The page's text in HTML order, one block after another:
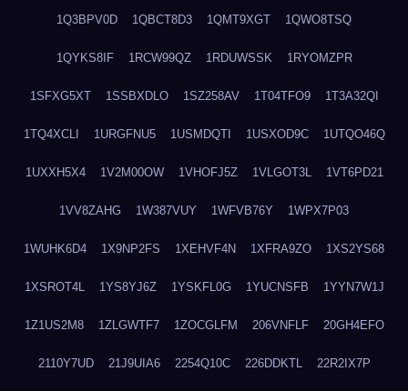
1Q3BPV0D 1QBCT8D3 1QMT9XGT 1QWO8TSQ
1QYKS8IF 1RCW99QZ 1RDUWSSK 1RYOMZPR
1SFXG5XT 1SSBXDLO 1SZ258AV 1T04TFO9 1T3A32QI
1TQ4XCLI 1URGFNU5 1USMDQTI 1USXOD9C 1UTQO46Q
1UXXH5X4 1V2M00OW 1VHOFJ5Z 1VLGOT3L 1VT6PD21
1VV8ZAHG 1W387VUY 1WFVB76Y 1WPX7P03
1WUHK6D4 1X9NP2FS 1XEHVF4N 1XFRA9ZO 1XS2YS68
1XSROT4L 1YS8YJ6Z 1YSKFL0G 1YUCNSFB 1YYN7W1J
1Z1US2M8 1ZLGWTF7 1ZOCGLFM 206VNFLF 20GH4EFO
2110Y7UD 21J9UIA6 2254Q10C 226DDKTL 22R2IX7P